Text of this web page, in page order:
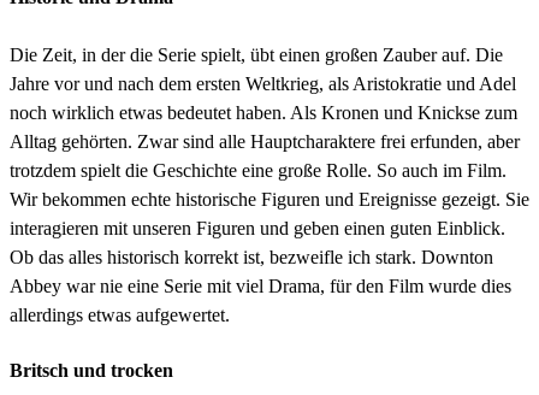
Die Zeit, in der die Serie spielt, übt einen großen Zauber auf. Die
Jahre vor und nach dem ersten Weltkrieg, als Aristokratie und Adel
noch wirklich etwas bedeutet haben. Als Kronen und Knickse zum
Alltag gehörten. Zwar sind alle Hauptcharaktere frei erfunden, aber
trotzdem spielt die Geschichte eine große Rolle. So auch im Film.
Wir bekommen echte historische Figuren und Ereignisse gezeigt. Sie
interagieren mit unseren Figuren und geben einen guten Einblick.
Ob das alles historisch korrekt ist, bezweifle ich stark. Downton
Abbey war nie eine Serie mit viel Drama, für den Film wurde dies
allerdings etwas aufgewertet.
Britsch und trocken